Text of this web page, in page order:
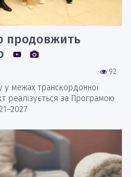
продовжить
92
у межах транскордонної
реалізується за Програмою